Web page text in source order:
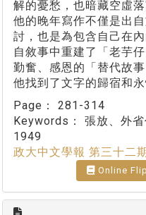
解的憂愁，也暗藏空虛
他的晚年寫作不僅是出
討，也是為包含自己在
自敘事中重建了「老芋
勤奮、感恩的「替代故
他找到了文字的歸宿和永
Page： 281-314
Keywords： 張放、外省
1949
政大中文學報 第三十二
Online